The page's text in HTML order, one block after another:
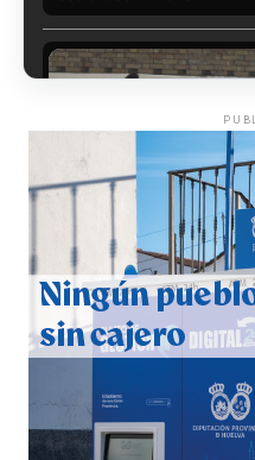
CUARTA CORRIDA DE
2026
hace 6 días·Huelvatv